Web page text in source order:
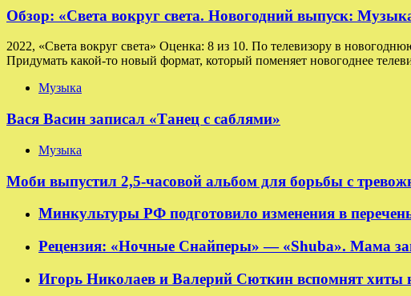
Обзор: «Света вокруг света. Новогодний выпуск:
2022, «Света вокруг света» Оценка: 8 из 10. По телевизору в
Придумать какой-то новый формат, который поменяет новогоднее
Музыка
Вася Васин записал «Танец с саблями»
Музыка
Моби выпустил 2,5-часовой альбом для борьбы с
Минкультуры РФ подготовило изменения в
Рецензия: «Ночные Снайперы» — «Shuba». Мама
Игорь Николаев и Валерий Сюткин вспомнят хиты